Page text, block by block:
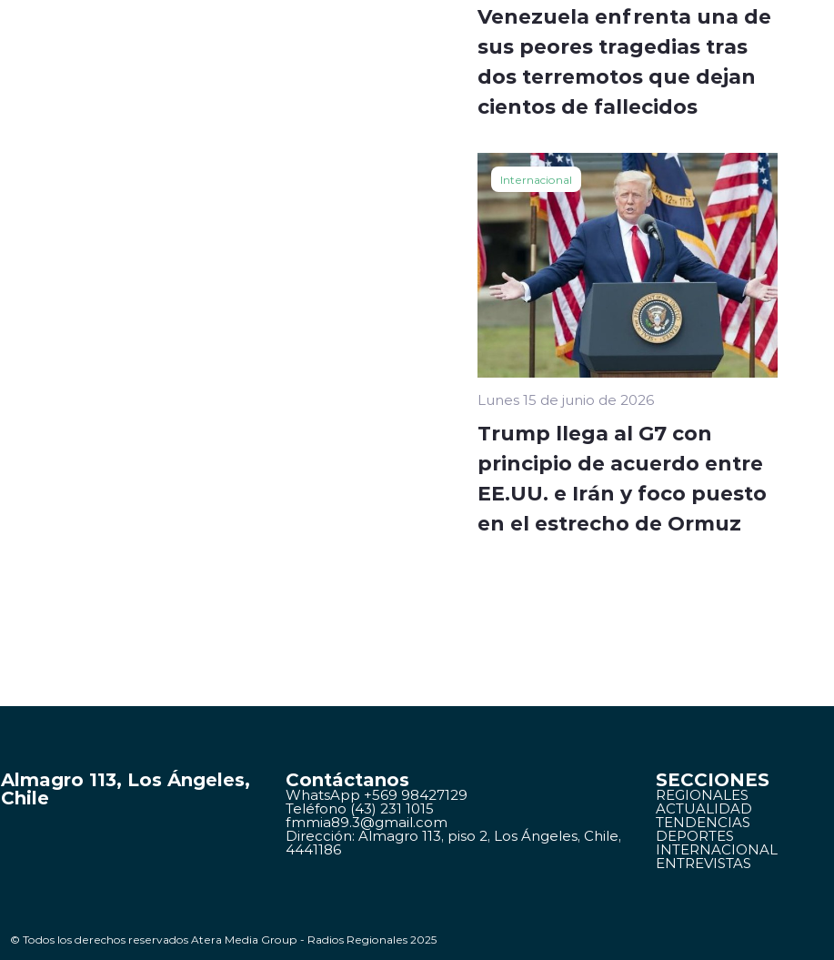
Venezuela enfrenta una de
sus peores tragedias tras
dos terremotos que dejan
cientos de fallecidos
Internacional
Lunes 15 de junio de 2026
Trump llega al G7 con
principio de acuerdo entre
EE.UU. e Irán y foco puesto
en el estrecho de Ormuz
Almagro 113, Los Ángeles,
Chile
Contáctanos
WhatsApp +569 98427129
Teléfono (43) 231 1015
fmmia89.3@gmail.com
Dirección: Almagro 113, piso 2, Los Ángeles, Chile,
4441186
SECCIONES
REGIONALES
ACTUALIDAD
TENDENCIAS
DEPORTES
INTERNACIONAL
ENTREVISTAS
© Todos los derechos reservados Atera Media Group - Radios Regionales 2025